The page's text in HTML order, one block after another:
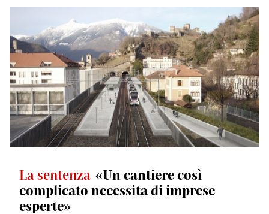
La sentenza «Un cantiere così
complicato necessita di imprese
esperte»